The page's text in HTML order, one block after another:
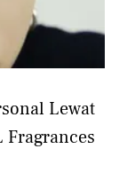
Lewat
Fragrances